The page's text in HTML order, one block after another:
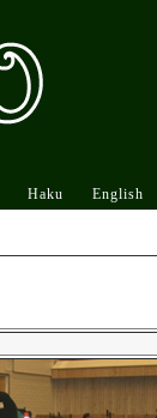
Haku English